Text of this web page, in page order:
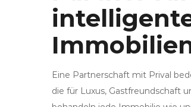
Eine Partnerschaft mit Prival
die für Luxus, Gastfreundschaft